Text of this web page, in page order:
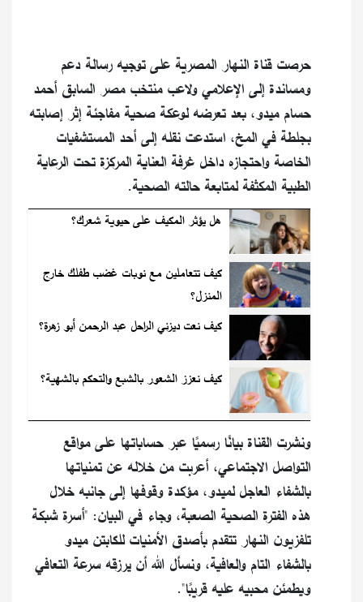
حرصت قناة النهار المصرية على توجيه رسالة دعم
ومساندة إلى الإعلامي ولاعب منتخب مصر السابق أحمد
حسام ميدو، بعد تعرضه لوعكة صحية مفاجئة إثر إصابته
بجلطة في المخ، استدعت نقله إلى أحد المستشفيات
الخاصة واحتجازه داخل غرفة العناية المركزة تحت الرعاية
الطبية المكثفة لمتابعة حالته الصحية.
هل يؤثر المكيف على حيوية شعرك؟
كيف تتعاملين مع نوبات غضب طفلك خارج
المنزل؟
كيف نعت ديزني الراحل عبد الرحمن أبو زهرة؟
كيف نعزز الشعور بالشبع والتحكم بالشهية؟
ونشرت القناة بيانًا رسميًا عبر حساباتها على مواقع
التواصل الاجتماعي، أعربت من خلاله عن تمنياتها
بالشفاء العاجل لميدو، مؤكدة وقوفها إلى جانبه خلال
هذه الفترة الصحية الصعبة، وجاء في البيان: "أسرة شبكة
تلفزيون النهار تتقدم بأصدق الأمنيات للكابتن ميدو
بالشفاء التام والعافية، ونسأل الله أن يرزقه سرعة التعافي
ويطمئن محبيه عليه قريبًا".